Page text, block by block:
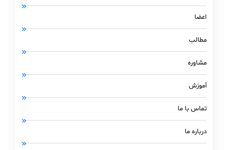
اعضا
مطالب
مشاوره
آموزش
تماس با ما
درباره ما